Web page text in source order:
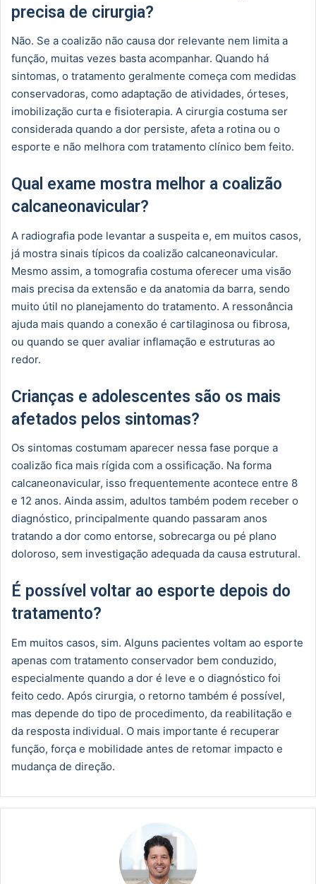
precisa de cirurgia?
Não. Se a coalizão não causa dor relevante nem limita a
função, muitas vezes basta acompanhar. Quando há
sintomas, o tratamento geralmente começa com medidas
conservadoras, como adaptação de atividades, órteses,
imobilização curta e fisioterapia. A cirurgia costuma ser
considerada quando a dor persiste, afeta a rotina ou o
esporte e não melhora com tratamento clínico bem feito.
Qual exame mostra melhor a coalizão
calcaneonavicular?
A radiografia pode levantar a suspeita e, em muitos casos,
já mostra sinais típicos da coalizão calcaneonavicular.
Mesmo assim, a tomografia costuma oferecer uma visão
mais precisa da extensão e da anatomia da barra, sendo
muito útil no planejamento do tratamento. A ressonância
ajuda mais quando a conexão é cartilaginosa ou fibrosa,
ou quando se quer avaliar inflamação e estruturas ao
redor.
Crianças e adolescentes são os mais
afetados pelos sintomas?
Os sintomas costumam aparecer nessa fase porque a
coalizão fica mais rígida com a ossificação. Na forma
calcaneonavicular, isso frequentemente acontece entre 8
e 12 anos. Ainda assim, adultos também podem receber o
diagnóstico, principalmente quando passaram anos
tratando a dor como entorse, sobrecarga ou pé plano
doloroso, sem investigação adequada da causa estrutural.
É possível voltar ao esporte depois do
tratamento?
Em muitos casos, sim. Alguns pacientes voltam ao esporte
apenas com tratamento conservador bem conduzido,
especialmente quando a dor é leve e o diagnóstico foi
feito cedo. Após cirurgia, o retorno também é possível,
mas depende do tipo de procedimento, da reabilitação e
da resposta individual. O mais importante é recuperar
função, força e mobilidade antes de retomar impacto e
mudança de direção.